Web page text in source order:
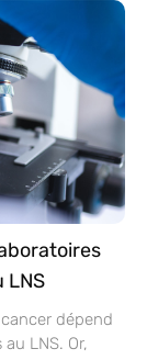
LNS
dépend
LNS. Or,